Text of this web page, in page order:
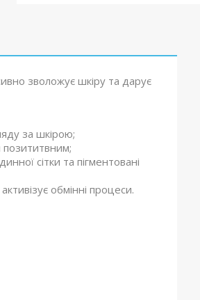
зволожує шкіру та дарує
за шкірою;
позититвним;
сітки та пігментовані
обмінні процеси.